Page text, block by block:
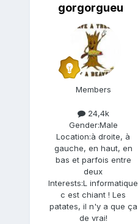
gorgorgueu
Members
24,4k
Gender:Male
Location:à droite, à
gauche, en haut, en
bas et parfois entre
deux
Interests:L informatique
c est chiant ! Les
patates, il n'y a que ça
de vrai!